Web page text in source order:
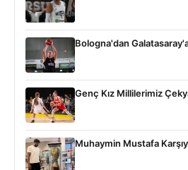
Bologna'dan
Genç Kız Millilerimiz
Muhaymin Mustafa